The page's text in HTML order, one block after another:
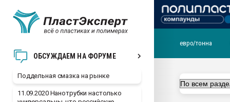
ОБСУЖДАЕМ НА ФОРУМЕ
Поддельная смазка на рынке
11.09.2020 Нанотрубки настолько
ближайшее
Подмосковье, Москва
евро/тонна